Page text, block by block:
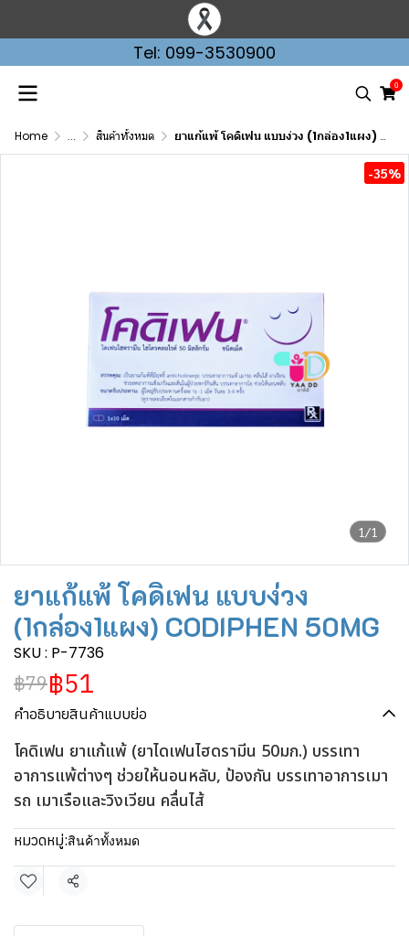
Tel: 099-3530900
0
Home ... สินค้าทั้งหมด ยาแก้แพ้ โคดิเฟน แบบง่วง (1กล่อง1แผง) CODIPHEN 50MG
1/1
-35%
ยาแก้แพ้ โคดิเฟน แบบง่วง
(1กล่อง1แผง) CODIPHEN 50MG
SKU : P-7736
฿79฿51
คำอธิบายสินค้าแบบย่อ
โคดิเฟน ยาแก้แพ้ (ยาไดเฟนไฮดรามีน 50มก.) บรรเทา
อาการแพ้ต่างๆ ช่วยให้นอนหลับ, ป้องกัน บรรเทาอาการเมา
รถ เมาเรือและวิงเวียน คลื่นไส้
หมวดหมู่:สินค้าทั้งหมด
แชร์